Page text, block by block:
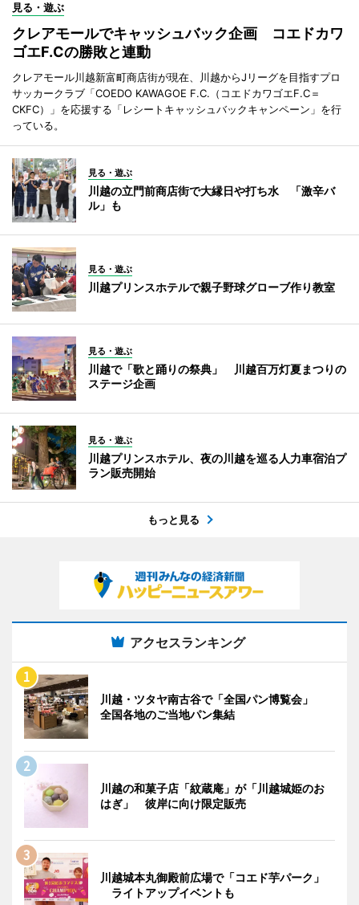
見る・遊ぶ
クレアモールでキャッシュバック企画 コエドカワ
ゴエF.Cの勝敗と連動
クレアモール川越新富町商店街が現在、川越からJリーグを目指すプロ
サッカークラブ「COEDO KAWAGOE F.C.（コエドカワゴエF.C＝
CKFC）」を応援する「レシートキャッシュバックキャンペーン」を行
っている。
見る・遊ぶ
川越の立門前商店街で大縁日や打ち水 「激辛バ
ル」も
見る・遊ぶ
川越プリンスホテルで親子野球グローブ作り教室
見る・遊ぶ
川越で「歌と踊りの祭典」 川越百万灯夏まつりの
ステージ企画
見る・遊ぶ
川越プリンスホテル、夜の川越を巡る人力車宿泊プ
ラン販売開始
もっと見る
アクセスランキング
川越・ツタヤ南古谷で「全国パン博覧会」
全国各地のご当地パン集結
川越の和菓子店「紋蔵庵」が「川越城姫のお
はぎ」 彼岸に向け限定販売
川越城本丸御殿前広場で「コエド芋パーク」
ライトアップイベントも